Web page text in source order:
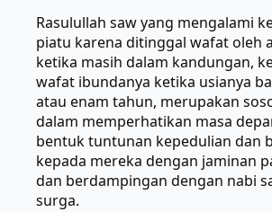
Rasulullah saw yang mengalami
piatu karena ditinggal wafat oleh
ketika masih dalam kandungan,
wafat ibundanya ketika usianya
atau enam tahun, merupakan
dalam memperhatikan masa
bentuk tuntunan kepedulian dan
kepada mereka dengan jaminan
dan berdampingan dengan nabi
surga.